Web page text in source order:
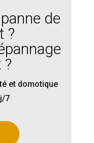
de
?
?
et domotique
7